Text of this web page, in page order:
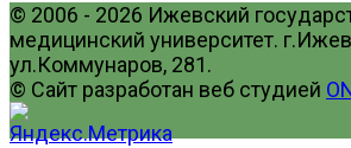
© 2006 - 2026 Ижевский
медицинский университет.
ул.Коммунаров, 281.
© Сайт разработан веб студией